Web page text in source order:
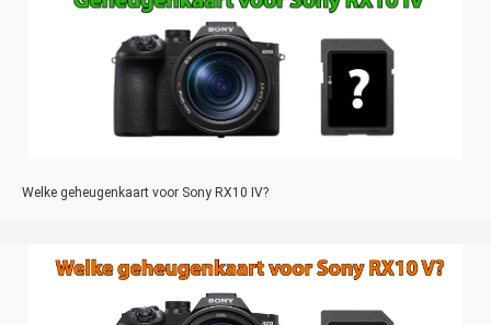
Welke geheugenkaart voor Sony RX10 IV?